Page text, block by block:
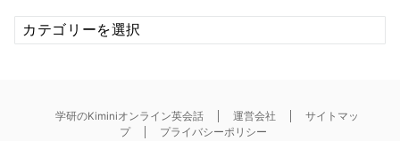
カ
テ
学研のKiminiオンライン英会話 運営会社
サイトマッ
プ
プライバシーポリシー